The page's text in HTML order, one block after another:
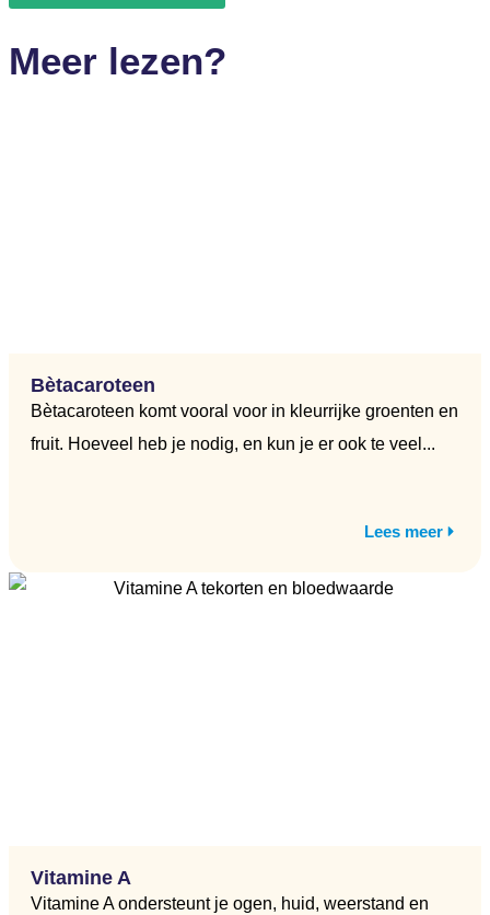
Meer lezen?
Bètacaroteen
Bètacaroteen komt vooral voor in kleurrijke groenten en
fruit. Hoeveel heb je nodig, en kun je er ook te veel...
Lees meer
Vitamine A
Vitamine A ondersteunt je ogen, huid, weerstand en